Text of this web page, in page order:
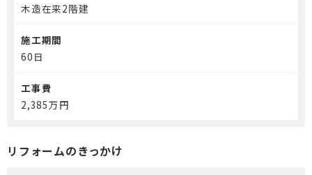
木造在来2階建
施工期間
60日
工事費
2,385万円
リフォームのきっかけ